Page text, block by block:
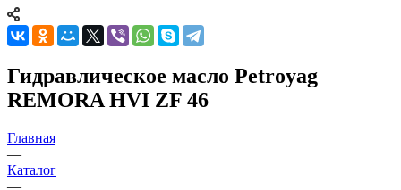
Гидравлическое масло Petroyag
REMORA HVI ZF 46
Главная
—
Каталог
—